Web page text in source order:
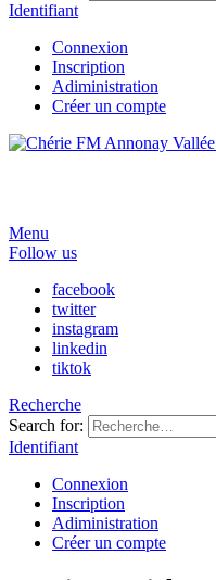
Identifiant
Connexion
Inscription
Adiministration
Créer un compte
Menu
Follow us
facebook
twitter
instagram
linkedin
tiktok
Recherche
Search for:
Identifiant
Connexion
Inscription
Adiministration
Créer un compte